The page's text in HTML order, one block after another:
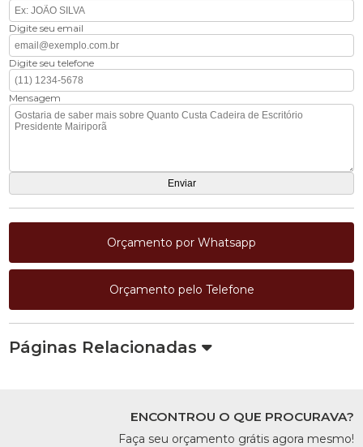
Digite seu email
Digite seu telefone
Mensagem
Orçamento por Whatsapp
Orçamento pelo Telefone
Páginas Relacionadas
ENCONTROU O QUE PROCURAVA?
Faça seu orçamento grátis agora mesmo!